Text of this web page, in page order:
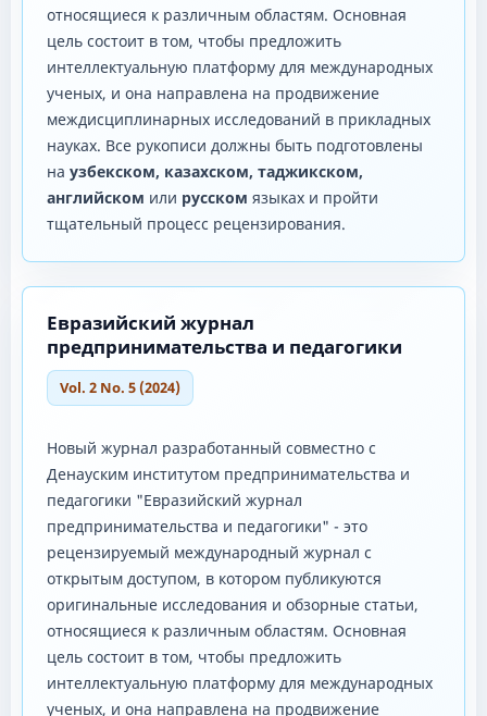
относящиеся к различным областям. Основная
цель состоит в том, чтобы предложить
интеллектуальную платформу для международных
ученых, и она направлена ​​на продвижение
междисциплинарных исследований в прикладных
науках. Все рукописи должны быть подготовлены
на узбекском, казахском, таджикском,
английском или русском языках и пройти
тщательный процесс рецензирования.
Евразийский журнал
предпринимательства и педагогики
Vol. 2 No. 5 (2024)
Новый журнал разработанный совместно с
Денауским институтом предпринимательства и
педагогики "Евразийский журнал
предпринимательства и педагогики" - это
рецензируемый международный журнал с
открытым доступом, в котором публикуются
оригинальные исследования и обзорные статьи,
относящиеся к различным областям. Основная
цель состоит в том, чтобы предложить
интеллектуальную платформу для международных
ученых, и она направлена ​​на продвижение